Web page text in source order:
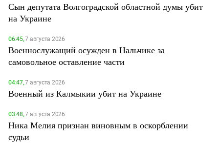
Сын депутата Волгоградской областной думы убит
на Украине
06:45,7 августа 2026
Военнослужащий осужден в Нальчике за
самовольное оставление части
04:47,7 августа 2026
Военный из Калмыкии убит на Украине
03:48,7 августа 2026
Ника Мелия признан виновным в оскорблении
судьи